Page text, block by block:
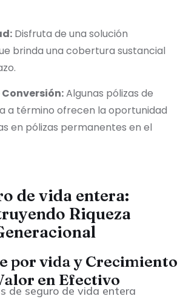
Disfruta de una solución
brinda una cobertura sustancial
Algunas pólizas de
a término ofrecen la oportunidad
en pólizas permanentes en el
de vida entera:
Riqueza
por vida y Crecimiento
en Efectivo
de seguro de vida entera